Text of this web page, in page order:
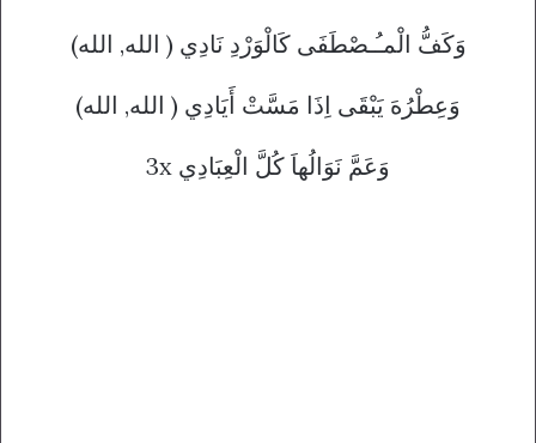
(وَكَفُّ الْمـُـصْطَفَى كَالْوَرْدِ نَادِي ( الله, الله
(وَعِطْرُهَ يَبْقَى اِذَا مَسَّتْ أَيَادِي ( الله, الله
3x وَعَمَّ نَوَالُهاَ كُلَّ الْعِبَادِي